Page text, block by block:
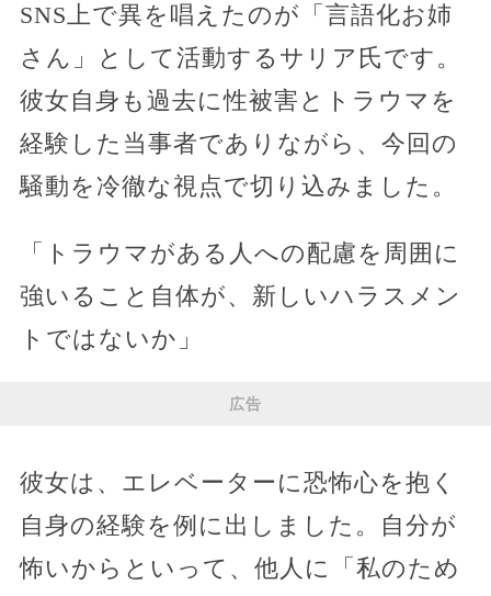
SNS上で異を唱えたのが「言語化お姉
さん」として活動するサリア氏です。
彼女自身も過去に性被害とトラウマを
経験した当事者でありながら、今回の
騒動を冷徹な視点で切り込みました。
「トラウマがある人への配慮を周囲に
強いること自体が、新しいハラスメン
トではないか」
広告
彼女は、エレベーターに恐怖心を抱く
自身の経験を例に出しました。自分が
怖いからといって、他人に「私のため